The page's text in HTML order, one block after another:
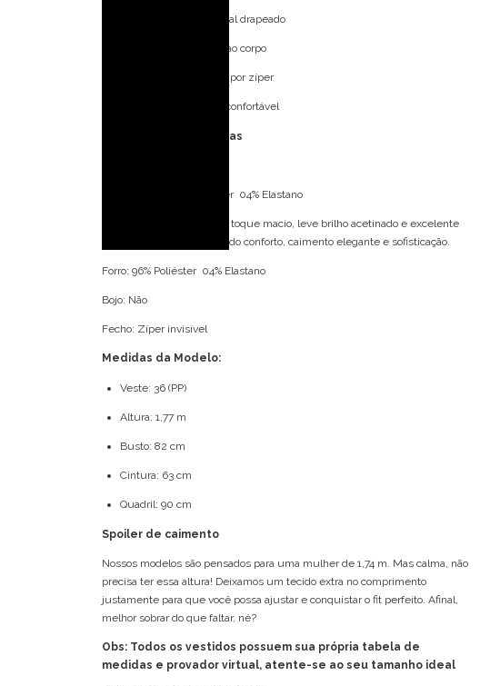
Saia com detalhe frontal drapeado
Modelagem ajustada ao corpo
Fechamento posterior por zíper
Caimento elegante e confortável
Especificações Técnicas
Composição: 96% Poliéster 04% Elastano
Malha Trilobal: tecido com toque macio, leve brilho acetinado e excelente
elasticidade, proporcionando conforto, caimento elegante e sofisticação.
Forro: 96% Poliéster 04% Elastano
Bojo: Não
Fecho: Zíper invisível
Medidas da Modelo:
Veste: 36 (PP)
Altura: 1,77 m
Busto: 82 cm
Cintura: 63 cm
Quadril: 90 cm
Spoiler de caimento
Nossos modelos são pensados para uma mulher de 1,74 m. Mas calma, não
precisa ter essa altura! Deixamos um tecido extra no comprimento
justamente para que você possa ajustar e conquistar o fit perfeito. Afinal,
melhor sobrar do que faltar, né?
Obs: Todos os vestidos possuem sua própria tabela de
medidas e provador virtual, atente-se ao seu tamanho ideal